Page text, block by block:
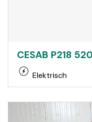
CESAB P218
Elektrisch